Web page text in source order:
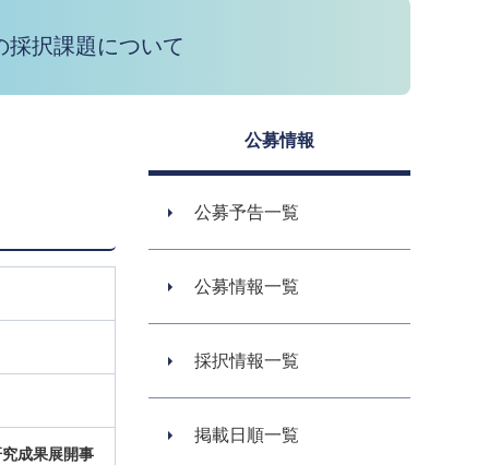
択課題について
成果展開事
公募情報
公募予告一覧
公募情報一覧
採択情報一覧
掲載日順一覧